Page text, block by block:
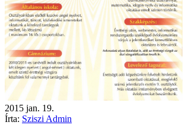
2015 jan. 19.
Írta: Sziszi Admin